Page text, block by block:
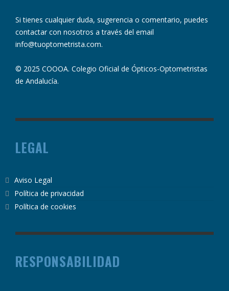
Si tienes cualquier duda, sugerencia o comentario, puedes
contactar con nosotros a través del email
info@tuoptometrista.com.
© 2025 COOOA. Colegio Oficial de Ópticos-Optometristas
de Andalucía.
LEGAL
Aviso Legal
Política de privacidad
Política de cookies
RESPONSABILIDAD